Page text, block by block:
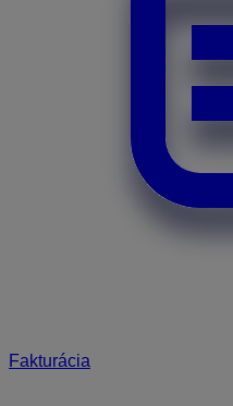
Fakturácia